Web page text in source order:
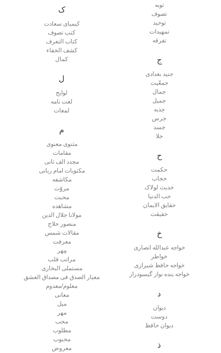
توبه
تصوف
توحید
تمهیدات
تفرقه
ج
جنید بغدادی
جمعّیت
جمال
جمیل
جذبه
جرس
جسد
جلا
ح
حکمت
حجاب
حدیث لولاک
حب الدنیا
حقایق الایمان
حقیقت
خ
خواجه عبدالله انصاری
خواطر
خواجه حافظ شیرازی
خواجه بنده نواز گیسودراز
د
دیوان
دوست
دیوان حافظ
ذ
ک
کیمیای سعادت
کتب تصوف
کتاب التعرف
کشف الخفاء
کمال
ل
لوایح
لغت نامه
لمعات
م
مثنوی معنوی
مقامات
مجدد الف ثانی
مکتوبات امام ربانی
مکاشفه
مروّت
محبت
مشاهده
مولانا جلال الدین
منصور حلاج
مقالات شمس
معرفت
مِهر
مراتب قلب
مستملی البخاری
معیار الصدق فی‌ مصداق العشق
معلوم/معدوم
معانی
میل
مهر
محب
مطلوب
محبوب
معروض